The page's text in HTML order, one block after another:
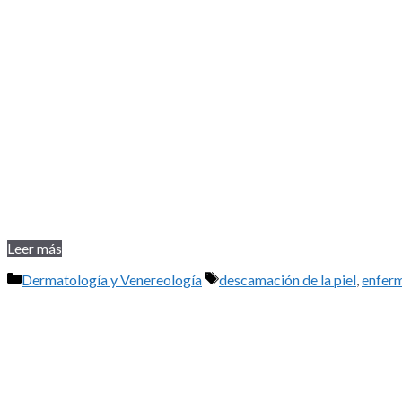
Leer más
Categorías
Dermatología y Venereología Etiquetas
descamación de la piel